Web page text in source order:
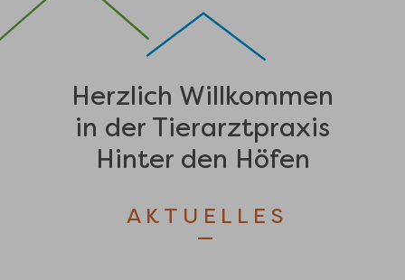
Herzlich Willkommen
in der Tierarztpraxis
Hinter den Höfen
AKTUELLES
—